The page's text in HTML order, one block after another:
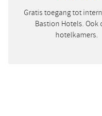
Gratis toegang tot
Bastion Hotels. Ook
hotelkamers.